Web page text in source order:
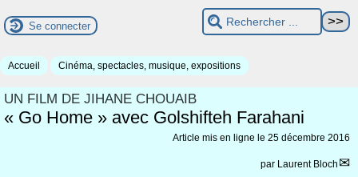
Se connecter
Accueil Cinéma, spectacles, musique, expositions
UN FILM DE JIHANE CHOUAIB
« Go Home » avec Golshifteh Farahani
Article mis en ligne le 25 décembre 2016
par Laurent Bloch